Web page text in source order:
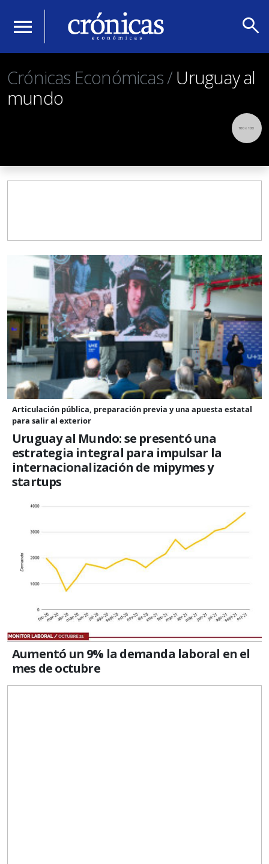
menu search
Crónicas Económicas /Uruguay al
mundo
Articulación pública, preparación previa y una apuesta estatal
para salir al exterior
Uruguay al Mundo: se presentó una
estrategia integral para impulsar la
internacionalización de mipymes y
startups
Aumentó un 9% la demanda laboral en el
mes de octubre